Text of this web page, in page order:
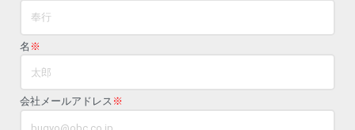
名 ※
会社メールアドレス ※